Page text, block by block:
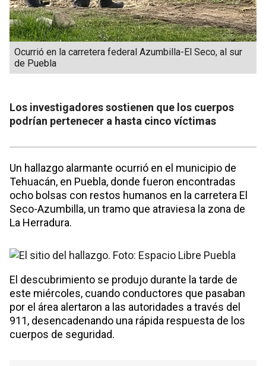
Ocurrió en la carretera federal Azumbilla-El Seco, al sur
de Puebla
Los investigadores sostienen que los cuerpos
podrían pertenecer a hasta cinco víctimas
Un hallazgo alarmante ocurrió en el municipio de
Tehuacán, en Puebla, donde fueron encontradas
ocho bolsas con restos humanos en la carretera El
Seco-Azumbilla, un tramo que atraviesa la zona de
La Herradura.
El descubrimiento se produjo durante la tarde de
este miércoles, cuando conductores que pasaban
por el área alertaron a las autoridades a través del
911, desencadenando una rápida respuesta de los
cuerpos de seguridad.